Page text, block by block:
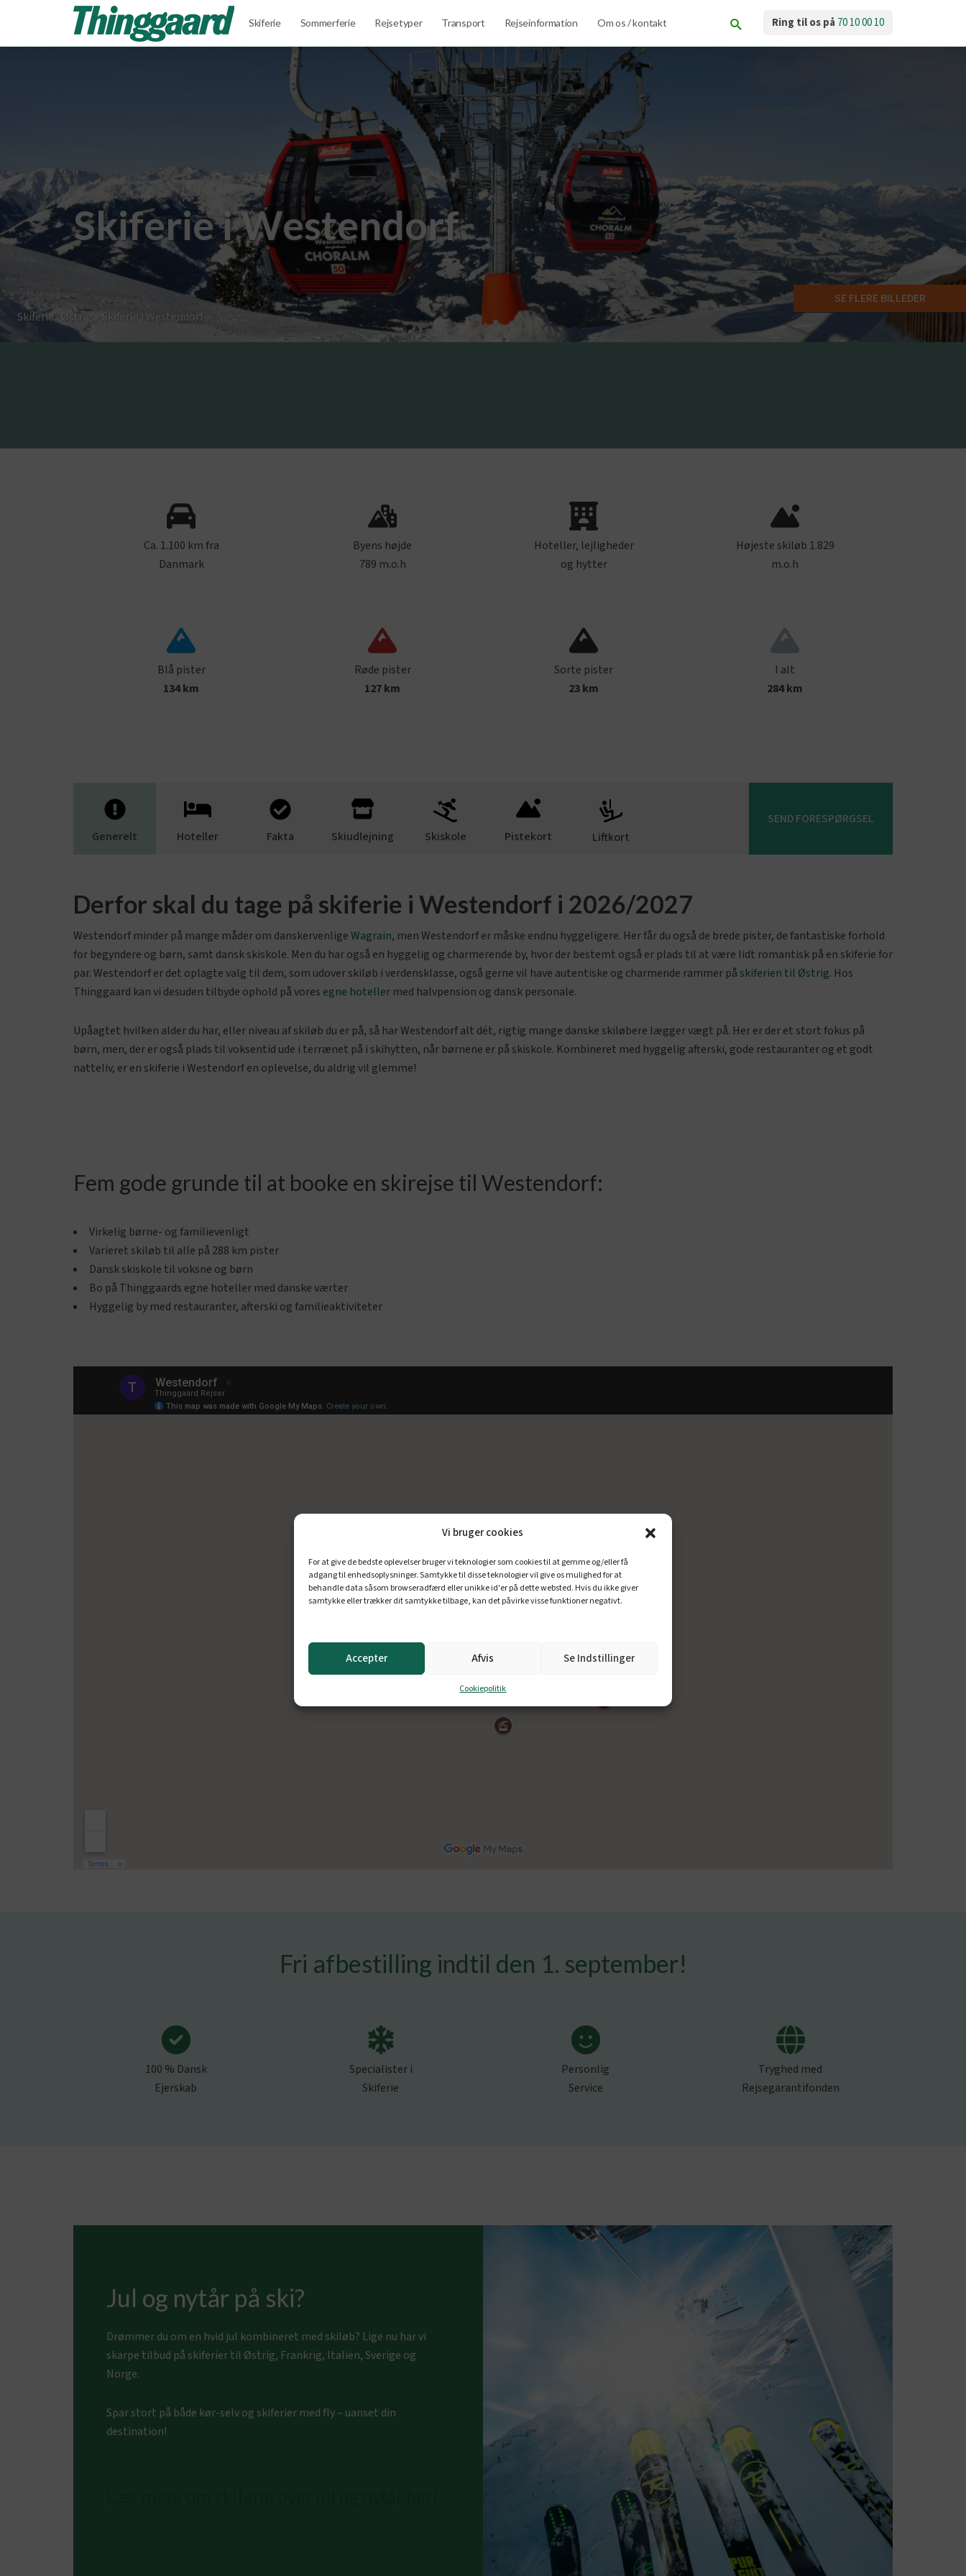
Vi bruger cookies
For at give de bedste oplevelser bruger vi teknologier som cookies til at gemme og/eller få
adgang til enhedsoplysninger. Samtykke til disse teknologier vil give os mulighed for at
behandle data såsom browseradfærd eller unikke id'er på dette websted. Hvis du ikke giver
samtykke eller trækker dit samtykke tilbage, kan det påvirke visse funktioner negativt.
Accepter Afvis Se Indstillinger
Cookiepolitik
Skiferie Sommerferie Rejsetyper Transport Rejseinformation Om os / kontakt Ring til os på 70 10 00 10
Skiferie i Westendorf
SE FLERE BILLEDER
Skiferie i Østrig
Skiferie i Westendorf
Ca. 1.100 km fra
Danmark
Byens højde
789 m.o.h
Hoteller, lejligheder
og hytter
Højeste skiløb 1.829
m.o.h
Blå pister
134km
Røde pister
127km
Sorte pister
23 km
I alt
284km
Generelt Hoteller Fakta Skiudlejning Skiskole Pistekort Liftkort
SEND FORESPØRGSEL
Derfor skal du tage på skiferie i Westendorf i 2026/2027
Westendorf minder på mange måder om danskervenligeWagrain, men Westendorf er måske endnu hyggeligere. Her får du også de brede pister, de fantastiske forhold
for begyndere og børn, samt dansk skiskole. Men du har også en hyggelig og charmerende by, hvor der bestemt også er plads til at være lidt romantisk på en skiferie for
par. Westendorf er det oplagte valg til dem, som udover skiløb i verdensklasse, også gerne vil have autentiske og charmende rammer påskiferien til Østrig. Hos
Thinggaard kan vi desuden tilbyde ophold på vores egne hoteller med halvpension og dansk personale.
Upåagtet hvilken alder du har, eller niveau af skiløb du er på, så har Westendorf alt dét, rigtig mange danske skiløbere lægger vægt på. Her er der et stort fokus på
børn, men, der er også plads til voksentid ude i terrænet på i skihytten, når børnene er på skiskole. Kombineret med hyggelig afterski, gode restauranter og et godt
natteliv, er en skiferie i Westendorf en oplevelse, du aldrig vil glemme!
Fem gode grunde til at booke en skirejse til Westendorf:
Virkelig børne- og familievenligt
Varieret skiløb til alle på 288 km pister
Dansk skiskole til voksne og børn
Bo på Thinggaards egne hoteller med danske værter
Hyggelig by med restauranter, afterski og familieaktiviteter
Fri afbestilling indtil den 1. september!
100 % Dansk
Ejerskab
Specialister i
Skiferie
Personlig
Service
Tryghed med
Rejsegarantifonden
Jul og nytår på ski?
Drømmer du om en hvid jul kombineret med skiløb? Lige nu har vi
skarpe tilbud på skiferier til Østrig, Frankrig, Italien, Sverige og
Norge.
Spar stort på både kør-selv og skiferier med fly – uanset din
destination!